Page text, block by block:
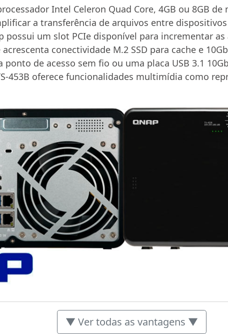
Intel Celeron Quad Core, 4GB ou 8GB
a transferência de arquivos entre
possui um slot PCIe disponível para incrementar
conectividade M.2 SSD para cache e
ponto de acesso sem fio ou uma placa USB 3.1
453B oferece funcionalidades multimídia como
▼ Ver todas as vantagens ▼